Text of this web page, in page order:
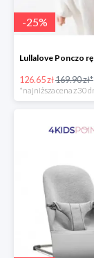
-25%
126.65 zł169.90 zł*